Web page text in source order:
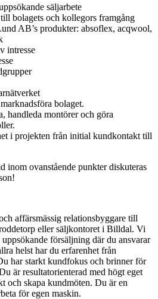
säljarbete
bolagets och kollegors framgång
AB’s produkter: absoflex, acqwool,
intresse
bolaget.
handleda montörer och göra
i projekten från initial kundkontakt till
inom ovanstående punkter diskuteras
affärsmässig relationsbyggare till
eller säljkontoret i Billdal. Vi
försäljning där du ansvarar
helst har du erfarenhet från
har starkt kundfokus och brinner för
är resultatorienterad med högt eget
och skapa kundmöten. Du är en
för egen maskin.